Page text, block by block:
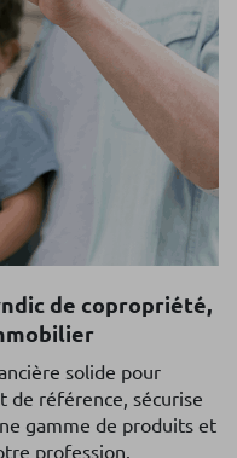
de copropriété,
solide pour
de référence, sécurise
gamme de produits et
profession.